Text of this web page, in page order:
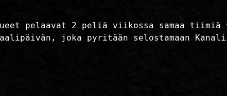
pelaavat 2 peliä viikossa samaa
joka pyritään selostamaan